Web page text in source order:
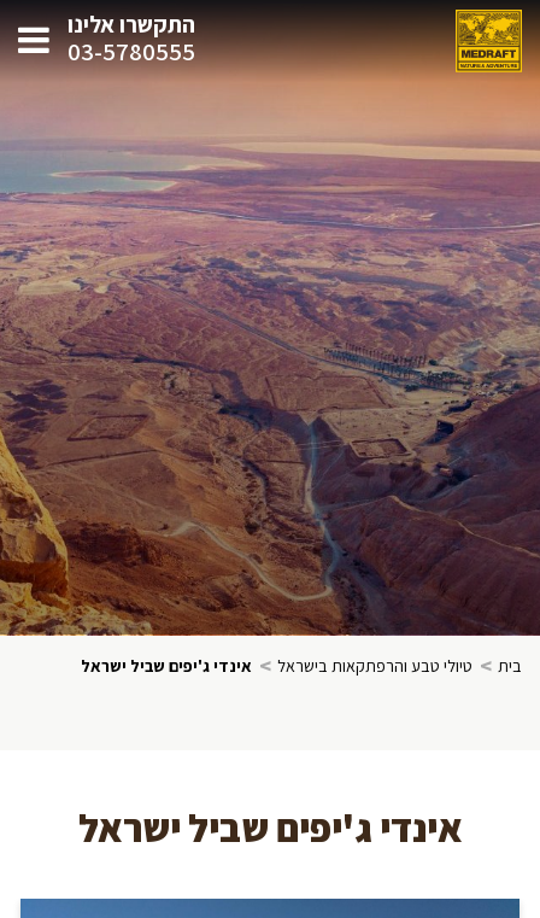
התקשרו אלינו
03-5780555
בית > טיולי טבע והרפתקאות בישראל > אינדי ג'יפים שביל ישראל
אינדי ג'יפים שביל ישראל